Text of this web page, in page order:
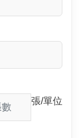
張/單位